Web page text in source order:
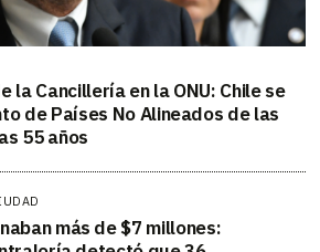
la Cancillería en la ONU: Chile se
de Países No Alineados de las
55 años
más de $7 millones: